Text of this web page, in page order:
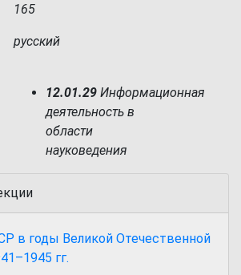
165
русский
12.01.29 Информационная
деятельность в
области
науковедения
в годы Великой Отечественной
гг.